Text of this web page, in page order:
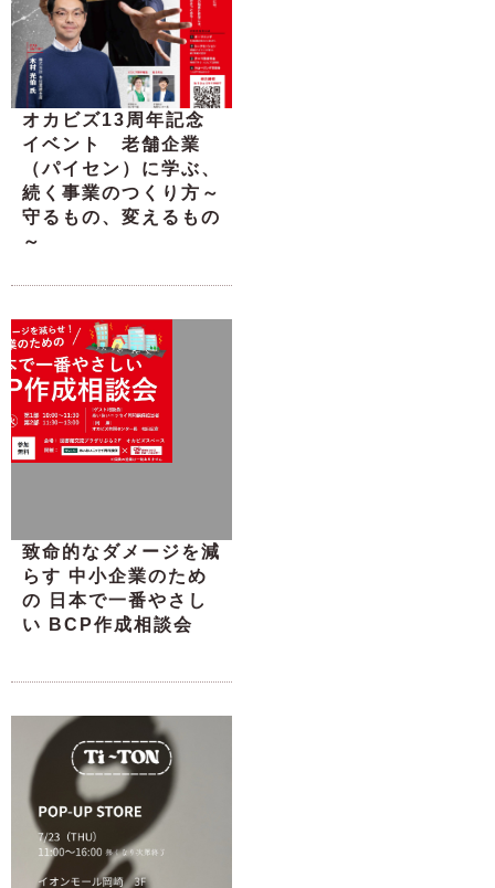
オカビズ13周年記念
イベント 老舗企業
（パイセン）に学ぶ、
続く事業のつくり方～
守るもの、変えるもの
～
致命的なダメージを減
らす 中小企業のため
の 日本で一番やさし
い BCP作成相談会